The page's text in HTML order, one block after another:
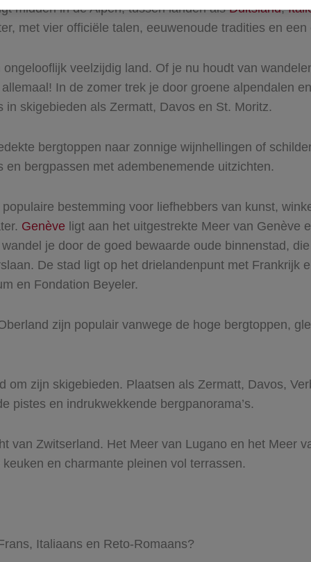
midden in de Alpen, tussen landen alsDuitsland,
met vier officiële talen, eeuwenoude tradities en
veelzijdig land. Of je nu houdt van
In de zomer trek je door groene alpendalen
skigebieden als Zermatt, Davos en St. Moritz.
bergtoppen naar zonnige wijnhellingen of
bergpassen met adembenemende uitzichten.
bestemming voor liefhebbers van kunst,
Genève ligt aan het uitgestrekte Meer van Genève
je door de goed bewaarde oude binnenstad,
De stad ligt op het drielandenpunt met Frankrijk
en Fondation Beyeler.
zijn populair vanwege de hoge bergtoppen,
om zijn skigebieden. Plaatsen als Zermatt, Davos,
pistes en indrukwekkende bergpanorama’s.
van Zwitserland. Het Meer van Lugano en het Meer
en charmante pleinen vol terrassen.
Italiaans en Reto-Romaans?